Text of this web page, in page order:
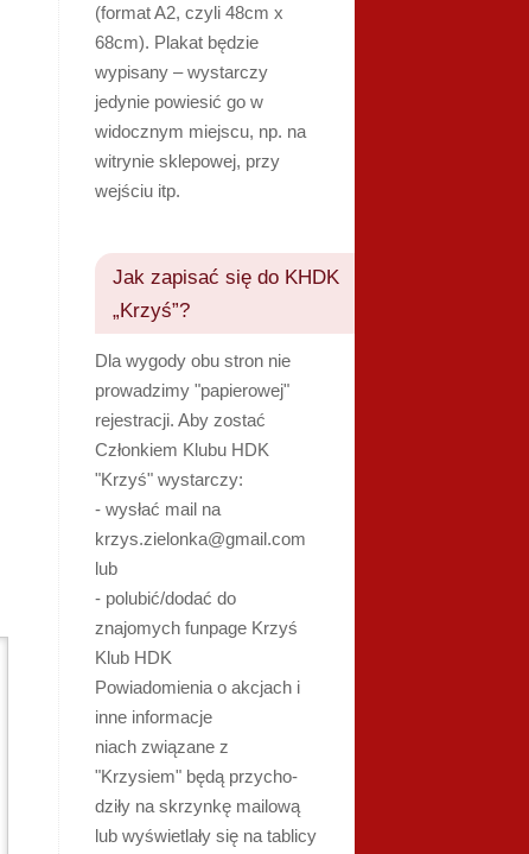
(format A2, czyli 48cm x
68cm). Plakat będzie
wypisany – wystarczy
jedynie powiesić go w
widocznym miejscu, np. na
witrynie sklepowej, przy
wejściu itp.
Jak zapisać się do KHDK
„Krzyś”?
Dla wygody obu stron nie
prowadzimy "papierowej"
rejestracji. Aby zostać
Członkiem Klubu HDK
"Krzyś" wystarczy:
- wysłać mail na
krzys.zielonka@gmail.com
lub
- polubić/dodać do
znajomych funpage Krzyś
Klub HDK
Powiadomienia o akcjach i
inne informacje
niach związane z
"Krzysiem" będą przycho-
dziły na skrzynkę mailową
lub wyświetlały się na tablicy